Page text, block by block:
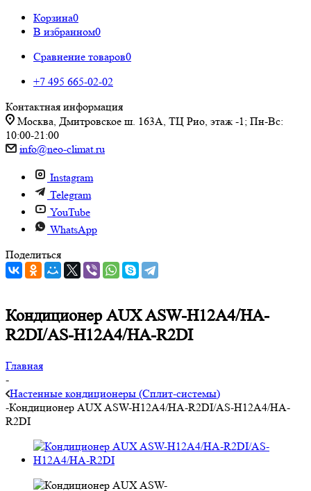
Корзина0
В избранном0
Сравнение товаров0
+7 495 665-02-02
Контактная информация
Москва, Дмитровское ш. 163А, ТЦ Рио, этаж -1; Пн-Вс:
10:00-21:00
info@neo-climat.ru
Instagram
Telegram
YouTube
WhatsApp
Поделиться
Кондиционер AUX ASW-H12A4/HA-
R2DI/AS-H12A4/HA-R2DI
Главная
-
Настенные кондиционеры (Сплит-системы)
-Кондиционер AUX ASW-H12A4/HA-R2DI/AS-H12A4/HA-
R2DI